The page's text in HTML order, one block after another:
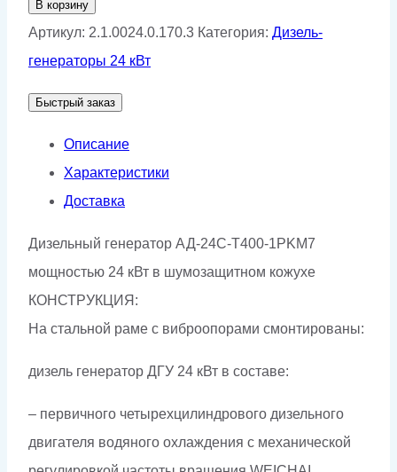
Дизельный
генератор
Т400-
1РKМ7
В корзину
Артикул: 2.1.0024.0.170.3 Категория: Дизель-
генераторы 24 кВт
Быстрый заказ
Описание
Характеристики
Доставка
Дизельный генератор АД-24С-Т400-1РKМ7
мощностью 24 кВт в шумозащитном кожухе
КОНСТРУКЦИЯ:
На стальной раме с виброопорами смонтированы:
дизель генератор ДГУ 24 кВт в составе:
– первичного четырехцилиндрового дизельного
двигателя водяного охлаждения с механической